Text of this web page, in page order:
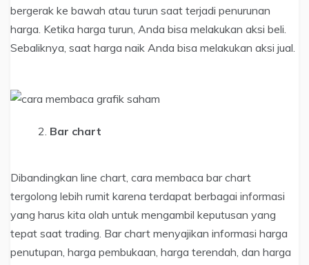
bergerak ke bawah atau turun saat terjadi penurunan
harga. Ketika harga turun, Anda bisa melakukan aksi beli.
Sebaliknya, saat harga naik Anda bisa melakukan aksi jual.
Bar chart
Dibandingkan line chart, cara membaca bar chart
tergolong lebih rumit karena terdapat berbagai informasi
yang harus kita olah untuk mengambil keputusan yang
tepat saat trading. Bar chart menyajikan informasi harga
penutupan, harga pembukaan, harga terendah, dan harga